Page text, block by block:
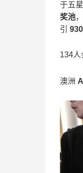
于五
奖池
引
134
澳洲